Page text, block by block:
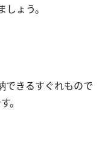
ょう。
できるすぐれもので
。